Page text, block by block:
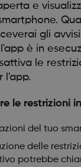
e
gli
è in
le
l'app.
le restrizioni
del tuo
delle
potrebbe